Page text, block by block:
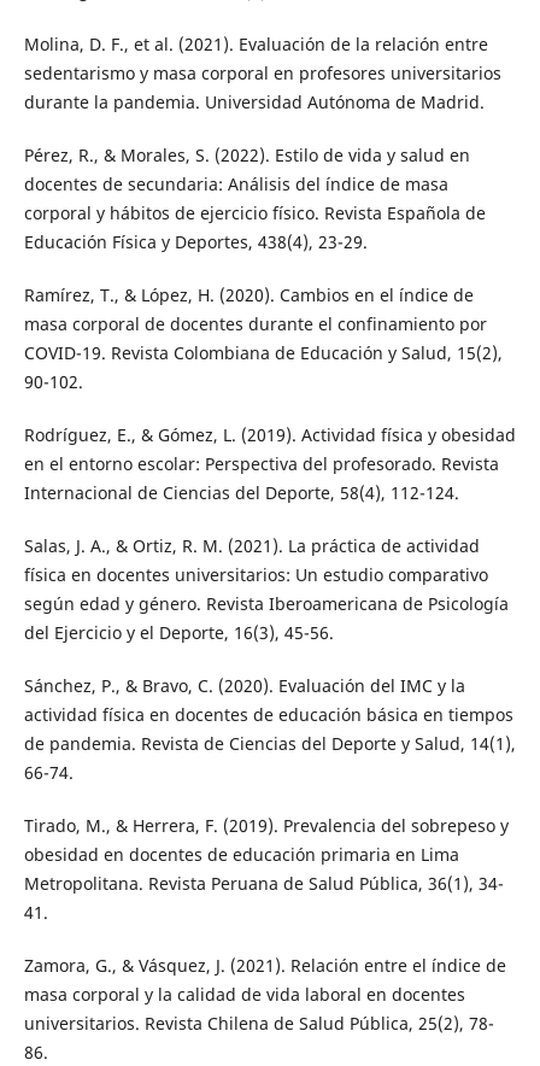
Molina, D. F., et al. (2021). Evaluación de la relación entre
sedentarismo y masa corporal en profesores universitarios
durante la pandemia. Universidad Autónoma de Madrid.
Pérez, R., & Morales, S. (2022). Estilo de vida y salud en
docentes de secundaria: Análisis del índice de masa
corporal y hábitos de ejercicio físico. Revista Española de
Educación Física y Deportes, 438(4), 23-29.
Ramírez, T., & López, H. (2020). Cambios en el índice de
masa corporal de docentes durante el confinamiento por
COVID-19. Revista Colombiana de Educación y Salud, 15(2),
90-102.
Rodríguez, E., & Gómez, L. (2019). Actividad física y obesidad
en el entorno escolar: Perspectiva del profesorado. Revista
Internacional de Ciencias del Deporte, 58(4), 112-124.
Salas, J. A., & Ortiz, R. M. (2021). La práctica de actividad
física en docentes universitarios: Un estudio comparativo
según edad y género. Revista Iberoamericana de Psicología
del Ejercicio y el Deporte, 16(3), 45-56.
Sánchez, P., & Bravo, C. (2020). Evaluación del IMC y la
actividad física en docentes de educación básica en tiempos
de pandemia. Revista de Ciencias del Deporte y Salud, 14(1),
66-74.
Tirado, M., & Herrera, F. (2019). Prevalencia del sobrepeso y
obesidad en docentes de educación primaria en Lima
Metropolitana. Revista Peruana de Salud Pública, 36(1), 34-
41.
Zamora, G., & Vásquez, J. (2021). Relación entre el índice de
masa corporal y la calidad de vida laboral en docentes
universitarios. Revista Chilena de Salud Pública, 25(2), 78-
86.